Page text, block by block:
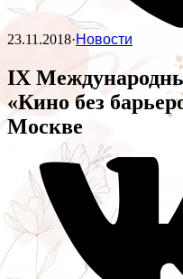
23.11.2018·Новости
IX
«Кино без
Москве